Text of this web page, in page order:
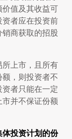
值及其收益可
者应在投资前
商获取的招股
上市，且所有
，则投资者不
者只能在一定
并不保证份额
投资计划的份